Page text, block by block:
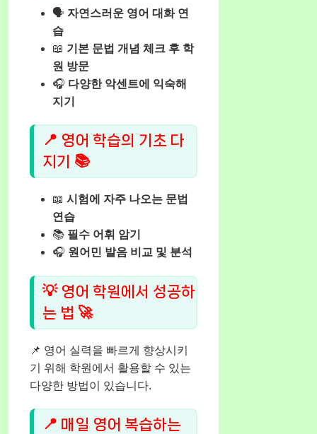
🗣️ 자연스러운 영어 대화 연
습
📖 기본 문법 개념 체크 후 학
원 방문
🎧 다양한 악센트에 익숙해
지기
📍 영어 학습의 기초 다
지기 📚
📖 시험에 자주 나오는 문법
연습
📚 필수 어휘 암기
🎧 원어민 발음 비교 및 분석
💡 영어 학원에서 성공하
는 법 🚀
📌 영어 실력을 빠르게 향상시키
기 위해 학원에서 활용할 수 있는
다양한 방법이 있습니다.
📍 매일 영어 복습하는